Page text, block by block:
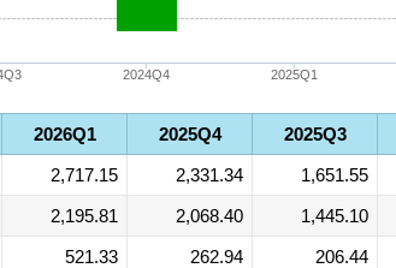
2024Q4 2025Q1
2026Q1 2025Q4 2025Q3
2,717.15 2,331.34 1,651.55
2,195.81 2,068.40 1,445.10
521.33 262.94 206.44